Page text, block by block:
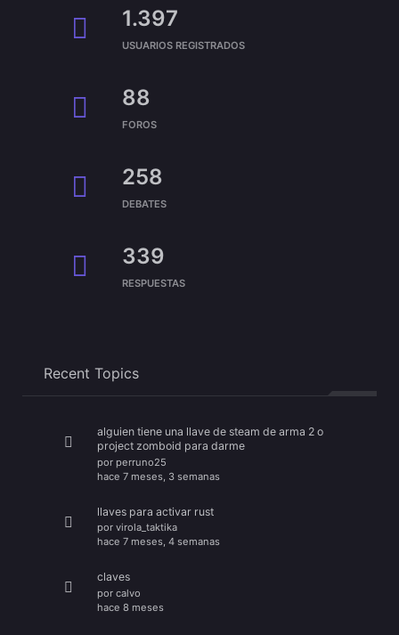
1.397
USUARIOS REGISTRADOS
88
FOROS
258
DEBATES
339
RESPUESTAS
Recent Topics
alguien tiene una llave de steam de arma 2 o
project zomboid para darme
por perruno25
hace 7 meses, 3 semanas
llaves para activar rust
por virola_taktika
hace 7 meses, 4 semanas
claves
por calvo
hace 8 meses